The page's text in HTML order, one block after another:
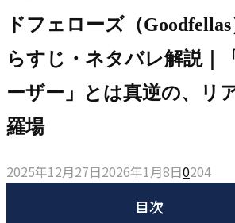
ドフェローズ（
らすじ・ネタバレ解説｜
ーザー」とは真逆の、リ
羅場
2025年12月27日2026年1月8日0204
目次